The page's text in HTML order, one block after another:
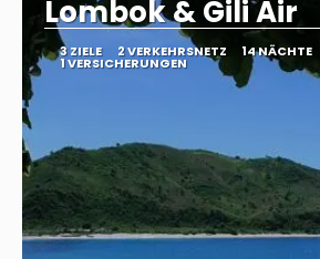
Lombok & Gili Air
3 ZIELE 2 VERKEHRSNETZ 14 NÄCHTE
1 VERSICHERUNGEN